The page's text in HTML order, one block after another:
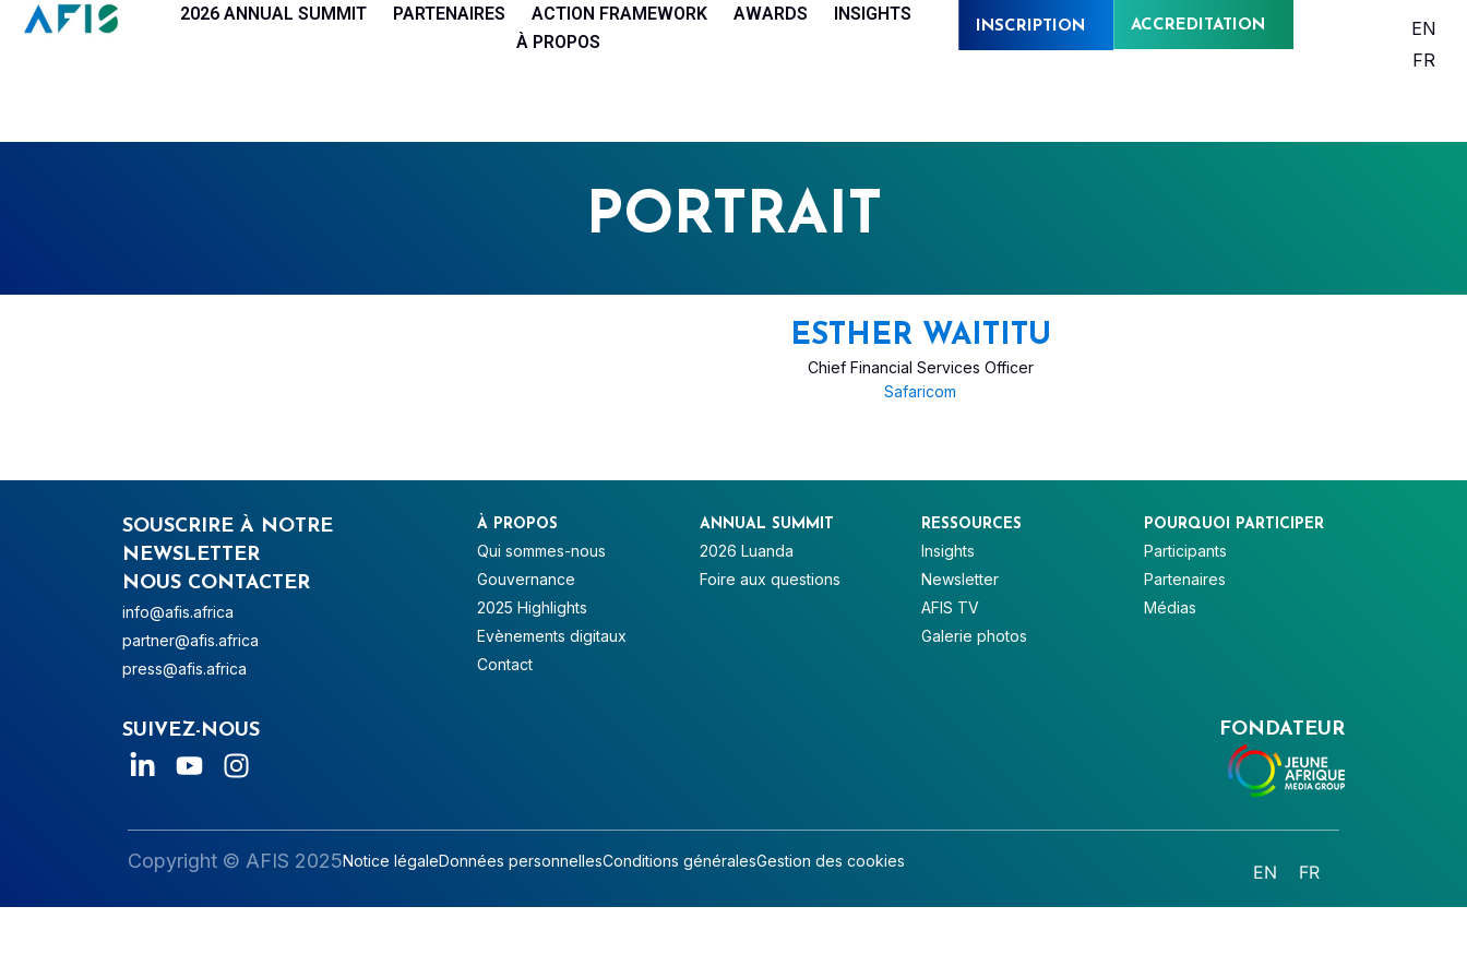
Panneau de gestion des cookies2026 ANNUAL SUMMIT PARTENAIRES ACTION FRAMEWORK AWARDS
INSIGHTS
À PROPOS
INSCRIPTION ACCREDITATION
EN
FR
PORTRAIT
ESTHER WAITITU
Chief Financial Services Officer
Safaricom
SOUSCRIRE À NOTRE
NEWSLETTER
NOUS CONTACTER
info@afis.africa
partner@afis.africa
press@afis.africa
À PROPOS
Qui sommes-nous
Gouvernance
2025 Highlights
Evènements digitaux
Contact
ANNUAL SUMMIT
2026 Luanda
Foire aux questions
RESSOURCES
Insights
Newsletter
AFIS TV
Galerie photos
POURQUOI PARTICIPER
Participants
Partenaires
Médias
SUIVEZ-NOUS FONDATEUR
Copyright © AFIS 2025Notice légaleDonnées personnellesConditions généralesGestion des cookies
EN FR